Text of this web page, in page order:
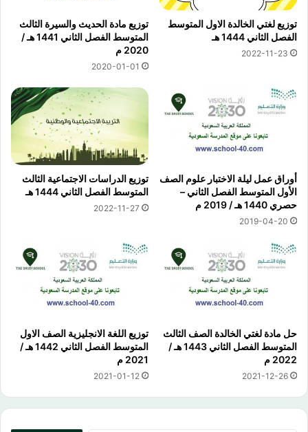
توزيع لغتي الخالدة الاول المتوسط
الفصل الثاني 1444 هـ
2022-11-23
توزيع مادة الحديث والسيرة الثالث
المتوسط الفصل الثاني 1441 هـ /
2020 م
2020-01-01
أوراق عمل ليلة الاختبار علوم الصف
الأول المتوسط الفصل الثاني –
حصري 1440 هـ / 2019 م
2019-04-20
توزيع الدراسات الاجتماعية الثالث
المتوسط الفصل الثاني 1444 هـ
2022-11-27
حل مادة لغتي الخالدة الصف الثالث
المتوسط الفصل الثاني 1443 هـ /
2022 م
2021-12-26
توزيع اللغة الانجليزية الصف الاول
المتوسط الفصل الثاني 1442 هـ /
2021 م
2021-01-12